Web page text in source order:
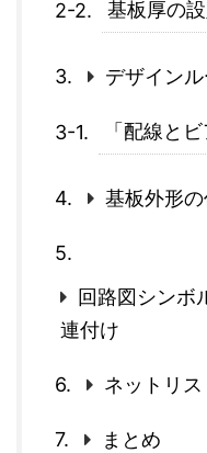
基板厚の
デザイン
「配線と
基板外形
回路図シンボ
連付け
ネットリ
まとめ